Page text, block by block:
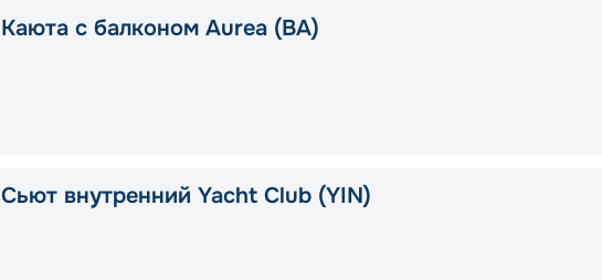
Каюта с балконом Aurea (BA)
Сьют внутренний Yacht Club (YIN)